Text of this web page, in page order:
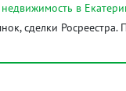
в
сделки Росреестра.